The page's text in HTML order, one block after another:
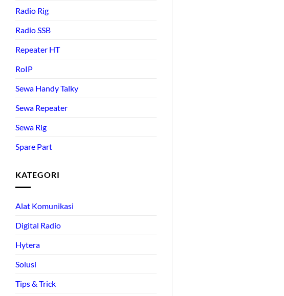
Radio Rig
Radio SSB
Repeater HT
RoIP
Sewa Handy Talky
Sewa Repeater
Sewa Rig
Spare Part
KATEGORI
Alat Komunikasi
Digital Radio
Hytera
Solusi
Tips & Trick